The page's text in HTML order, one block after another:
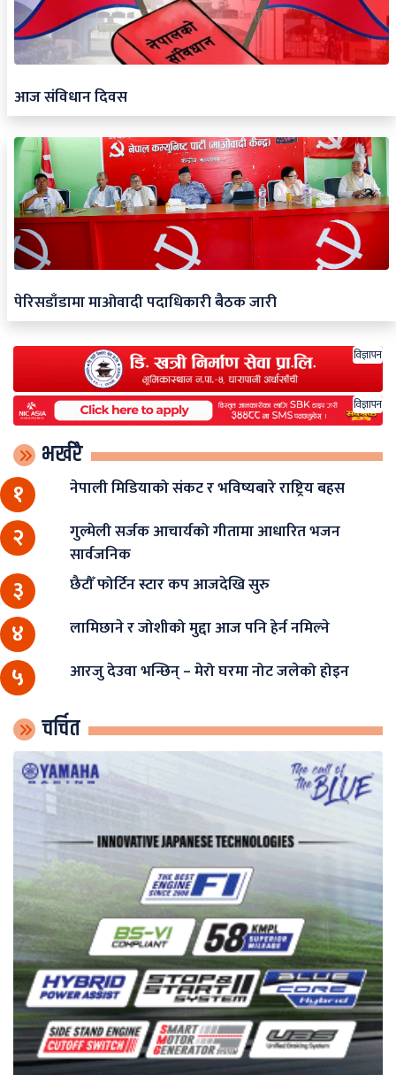
आज संविधान दिवस
पेरिसडाँडामा माओवादी पदाधिकारी बैठक जारी
विज्ञापन
विज्ञापन
भर्खरै
१ नेपाली मिडियाको संकट र भविष्यबारे राष्ट्रिय बहस
२
गुल्मेली सर्जक आचार्यको गीतामा आधारित भजन
सार्वजनिक
३ छैटौँ फोर्टिन स्टार कप आजदेखि सुरु
४ लामिछाने र जोशीको मुद्दा आज पनि हेर्न नमिल्ने
५ आरजु देउवा भन्छिन् – मेरो घरमा नोट जलेको होइन
चर्चित